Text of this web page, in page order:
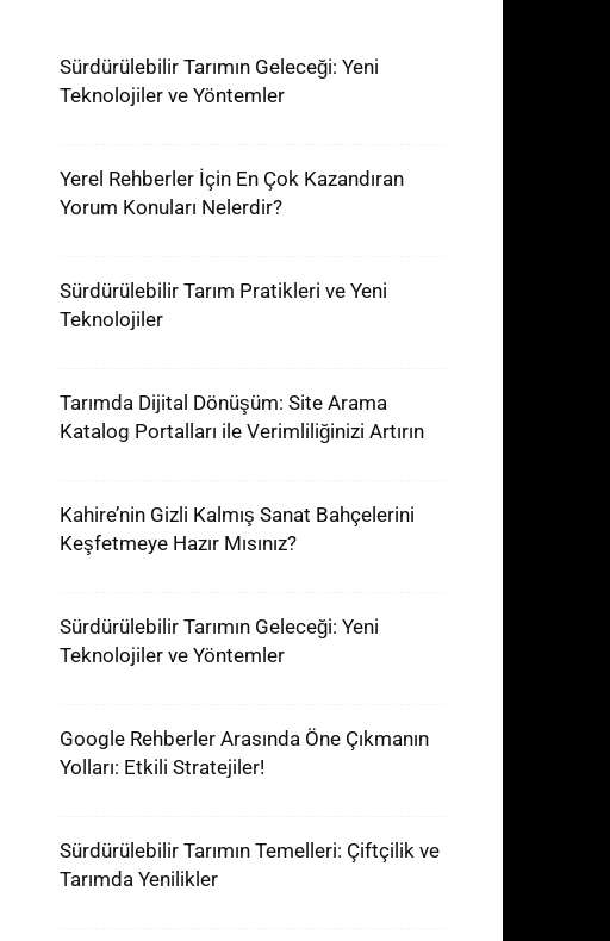
Sürdürülebilir Tarımın Geleceği: Yeni
Teknolojiler ve Yöntemler
Yerel Rehberler İçin En Çok Kazandıran
Yorum Konuları Nelerdir?
Sürdürülebilir Tarım Pratikleri ve Yeni
Teknolojiler
Tarımda Dijital Dönüşüm: Site Arama
Katalog Portalları ile Verimliliğinizi Artırın
Kahire’nin Gizli Kalmış Sanat Bahçelerini
Keşfetmeye Hazır Mısınız?
Sürdürülebilir Tarımın Geleceği: Yeni
Teknolojiler ve Yöntemler
Google Rehberler Arasında Öne Çıkmanın
Yolları: Etkili Stratejiler!
Sürdürülebilir Tarımın Temelleri: Çiftçilik ve
Tarımda Yenilikler